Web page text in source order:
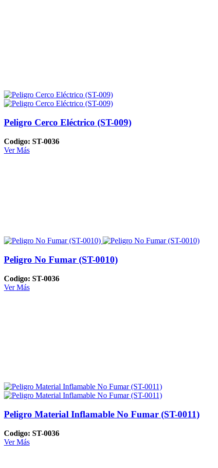
Peligro Cerco Eléctrico (ST-009)
Codigo: ST-0036
Ver Más
Peligro No Fumar (ST-0010)
Codigo: ST-0036
Ver Más
Peligro Material Inflamable No Fumar (ST-0011)
Codigo: ST-0036
Ver Más